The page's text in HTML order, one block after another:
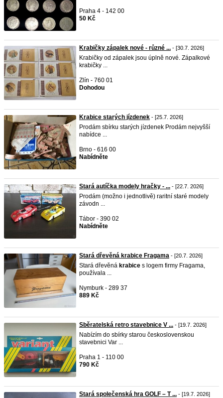
Praha 4 - 142 00
50 Kč
Krabičky zápalek nové - různé ... - [30.7. 2026]
Krabičky od zápalek jsou úplně nové. Zápalkové
krabičky ...
Zlín - 760 01
Dohodou
Krabice starých jízdenek - [25.7. 2026]
Prodám sbírku starých jízdenek Prodám nejvyšší
nabídce ...
Brno - 616 00
Nabídněte
Stará autíčka modely hračky - ... - [22.7. 2026]
Prodám (možno i jednotlivě) raritní staré modely
závodn ...
Tábor - 390 02
Nabídněte
Stará dřevěná krabice Fragama - [20.7. 2026]
Stará dřevěná krabice s logem firmy Fragama,
používala ...
Nymburk - 289 37
889 Kč
Sběratelská retro stavebnice V ... - [19.7. 2026]
Nabízím do sbírky starou československou
stavebnici Var ...
Praha 1 - 110 00
790 Kč
Stará společenská hra GOLF – T ... - [19.7. 2026]